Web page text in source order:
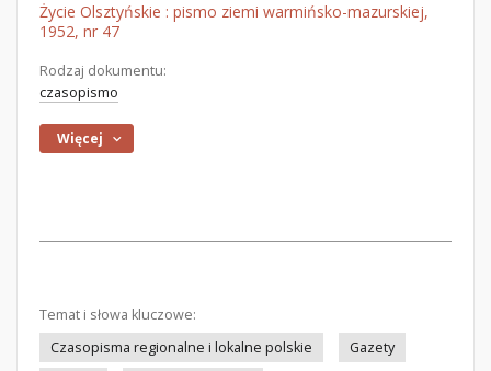
Życie Olsztyńskie : pismo ziemi warmińsko-mazurskiej,
1952, nr 47
Rodzaj dokumentu:
czasopismo
Więcej
Temat i słowa kluczowe:
Czasopisma regionalne i lokalne polskie
Gazety